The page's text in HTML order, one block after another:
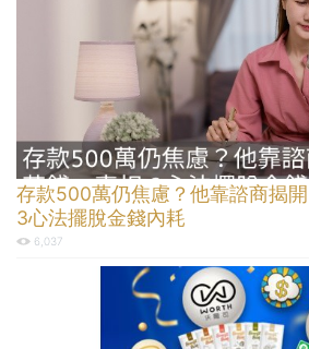
存款500萬仍焦慮？他靠諮商揭
3心法擺脫金錢內耗
6,037